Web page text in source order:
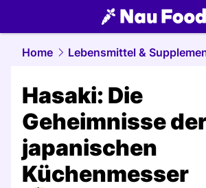
food.NAU.ch
Home Lebensmittel &
Hasaki: Die
Geheimnisse
japanischen
Küchenmesser